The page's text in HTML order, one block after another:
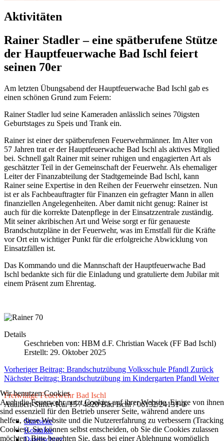
Aktivitäten
Rainer Stadler – eine spätberufene Stütze
der Hauptfeuerwache Bad Ischl feiert
seinen 70er
Am letzten Übungsabend der Hauptfeuerwache Bad Ischl gab es
einen schönen Grund zum Feiern:
Rainer Stadler lud seine Kameraden anlässlich seines 70igsten
Geburtstages zu Speis und Trank ein.
Rainer ist einer der spätberufenen Feuerwehrmänner. Im Alter von
57 Jahren trat er der Hauptfeuerwache Bad Ischl als aktives Mitglied
bei. Schnell galt Rainer mit seiner ruhigen und engagierten Art als
geschätzter Teil in der Gemeinschaft der Feuerwehr. Als ehemaliger
Leiter der Finanzabteilung der Stadtgemeinde Bad Ischl, kann
Rainer seine Expertise in den Reihen der Feuerwehr einsetzen. Nun
ist er als Fachbeauftragter für Finanzen ein gefragter Mann in allen
finanziellen Angelegenheiten. Aber damit nicht genug: Rainer ist
auch für die korrekte Datenpflege in der Einsatzzentrale zuständig.
Mit seiner akribischen Art und Weise sorgt er für genaueste
Brandschutzpläne in der Feuerwehr, was im Ernstfall für die Kräfte
vor Ort ein wichtiger Punkt für die erfolgreiche Abwicklung von
Einsatzfällen ist.
Das Kommando und die Mannschaft der Hauptfeuerwache Bad
Ischl bedankte sich für die Einladung und gratulierte dem Jubilar mit
einem Präsent zum Ehrentag.
Details
Geschrieben von: HBM d.F. Christian Wacek (FF Bad Ischl)
Erstellt: 29. Oktober 2025
Vorheriger Beitrag: Brandschutzübung Volksschule Pfandl Zurück
Nächster Beitrag: Brandschutzübung im Kindergarten Pfandl Weiter
Freiwillige Feuerwehr Bad Ischl
Adalbert-Stifter-Kai 15 / 4820 Bad Ischl / 06132/24131-0
Startseite
Kontakte
Datenschutz
Wir benutzen Cookies
Auch die Feuerwehr nutzt Cookies auf ihrer Website. Einige von ihnen
sind essenziell für den Betrieb unserer Seite, während andere uns
helfen, diese Website und die Nutzererfahrung zu verbessern (Tracking
Cookies). Sie können selbst entscheiden, ob Sie die Cookies zulassen
möchten. Bitte beachten Sie, dass bei einer Ablehnung womöglich